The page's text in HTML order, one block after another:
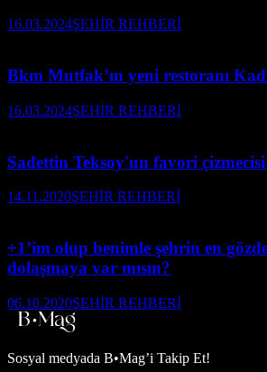
16.03.2024ŞEHİR REHBERİ
Bkm Mutfak’ın yeni restoranı
16.03.2024ŞEHİR REHBERİ
Sadettin Teksoy'un favori
14.11.2020ŞEHİR REHBERİ
+1’im olup benimle şehrin en
dolaşmaya var mısın?
06.10.2020ŞEHİR REHBERİ
Sosyal medyada B•Mag’i Takip Et!